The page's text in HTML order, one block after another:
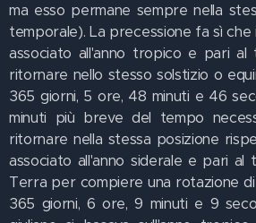
ma esso permane sempre nella
temporale). La precessione fa sì che
associato all'anno tropico e pari
ritornare nello stesso solstizio o
365 giorni, 5 ore, 48 minuti e 46
minuti più breve del tempo
ritornare nella stessa posizione
associato all'anno siderale e pari al
Terra per compiere una rotazione
365 giorni, 6 ore, 9 minuti e 9